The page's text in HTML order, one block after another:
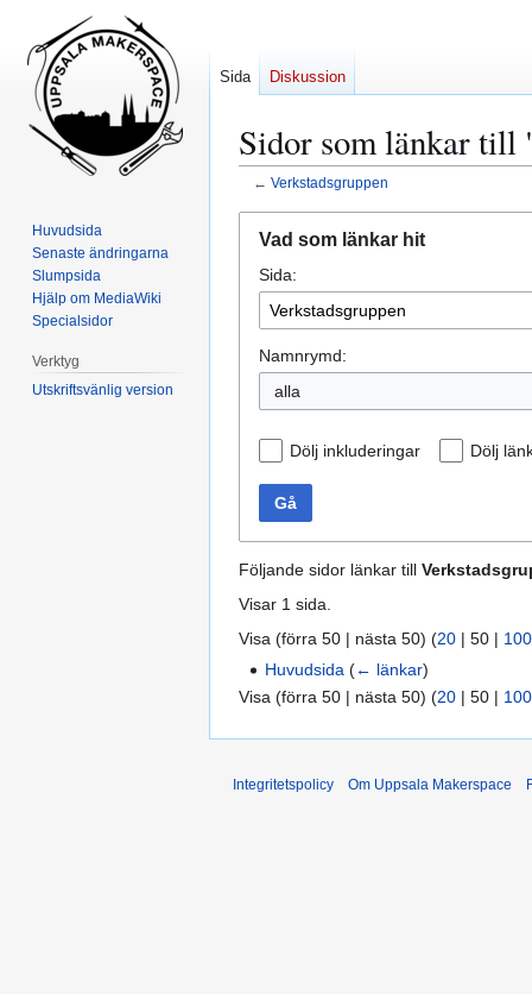
Sidor som länkar till
← Verkstadsgruppen
navigering
sök
Vad som länkar hit
Sida:
Namnrymd:
alla
Dölj inkluderingar Dölj
Gå
Följande sidor länkar till
Visar 1 sida.
Visa (förra 50 | nästa 50) (20 | 50 | 100
Huvudsida (← länkar)
Visa (förra 50 | nästa 50) (20 | 50 | 100
Sida Diskussion
Huvudsida
Senaste ändringarna
Slumpsida
Hjälp om MediaWiki
Specialsidor
Verktyg
Utskriftsvänlig version
Integritetspolicy Om Uppsala Makerspace